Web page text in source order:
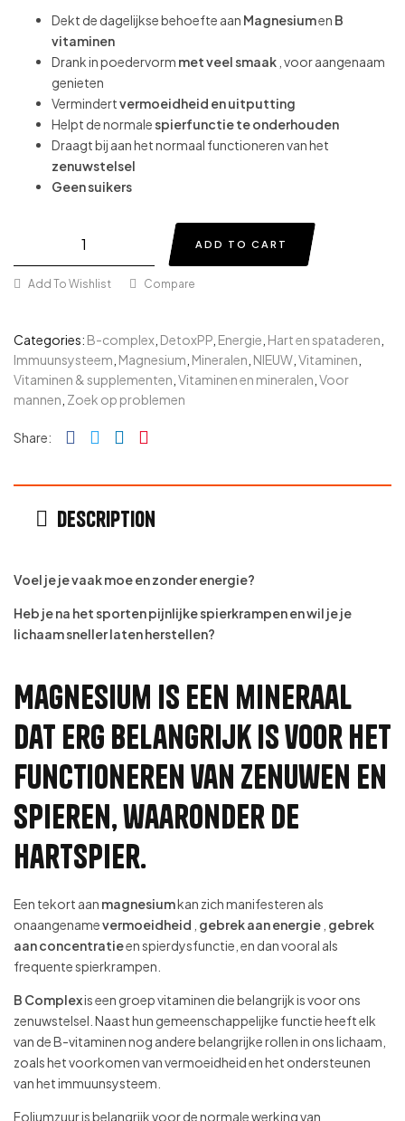
Dekt de dagelijkse behoefte aan Magnesiumen B
vitaminen
Drank in poedervorm met veel smaak , voor aangenaam
genieten
Vermindertvermoeidheid en uitputting
Helpt de normale spierfunctie te onderhouden
Draagt bij aan het normaal functioneren van het
zenuwstelsel
Geen suikers
ADD TO CART
Add To Wishlist Compare
Categories: B-complex DetoxPP Energie Hart en spataderen
Immuunsysteem Magnesium Mineralen NIEUW Vitaminen
Vitaminen & supplementen Vitaminen en mineralen Voor
mannen Zoek op problemen
Share: Facebook
TwitterLinkedin
Description
Voel je je vaak moe en zonder energie?
Heb je na het sporten pijnlijke spierkrampen en wil je je
lichaam sneller laten herstellen?
Magnesium is een mineraal
dat erg belangrijk is voor het
functioneren van zenuwen en
spieren, waaronder de
hartspier.
Een tekort aan magnesiumkan zich manifesteren als
onaangenamevermoeidheid gebrek aan energie gebrek
aan concentratieen spierdysfunctie, en dan vooral als
frequente spierkrampen.
B Complexis een groep vitaminen die belangrijk is voor ons
zenuwstelsel. Naast hun gemeenschappelijke functie heeft elk
van de B-vitaminen nog andere belangrijke rollen in ons lichaam,
zoals het voorkomen van vermoeidheid en het ondersteunen
van het immuunsysteem.
Foliumzuur is belangrijk voor de normale werking van